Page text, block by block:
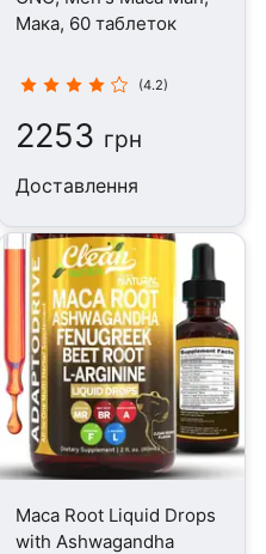
Мака, 60 таблеток
(4.2)
2253 грн
Доставлення
Maca Root Liquid Drops
with Ashwagandha